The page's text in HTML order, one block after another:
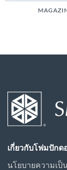
เกี่ยวกับโฟมปักด
นโยบายความเป็